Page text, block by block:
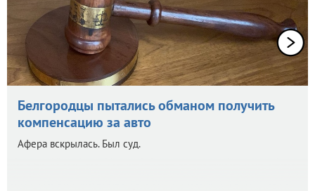
Белгородцы пытались обманом получить
компенсацию за авто
Афера вскрылась. Был суд.